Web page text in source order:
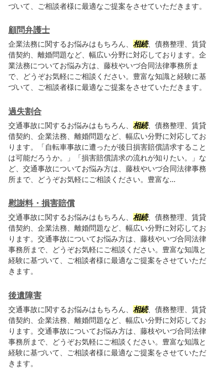
づいて、ご相談者様に最適なご提案をさせていただきます。
顧問弁護士
企業法務に関するお悩みはもちろん、 相続、債務整理、賃貸
借契約、離婚問題など、幅広い分野に対応しております。企
業法務についてお悩み方は、藤枝やいづ合同法律事務所ま
で、どうぞお気軽にご相談ください。豊富な知識と経験に基
づいて、ご相談者様に最適なご提案をさせていただきます。
過失割合
交通事故に関するお悩みはもちろん、 相続、債務整理、賃貸
借契約、企業法務、離婚問題など、幅広い分野に対応してお
ります。「自転車事故に遭ったが後日損害賠償請求すること
は可能だろうか。」「損害賠償請求の流れが知りたい。」な
ど、交通事故についてお悩み方は、藤枝やいづ合同法律事務
所まで、どうぞお気軽にご相談ください。豊富な...
慰謝料・損害賠償
交通事故に関するお悩みはもちろん、 相続、債務整理、賃貸
借契約、企業法務、離婚問題など、幅広い分野に対応してお
ります。交通事故についてお悩み方は、藤枝やいづ合同法律
事務所まで、どうぞお気軽にご相談ください。豊富な知識と
経験に基づいて、ご相談者様に最適なご提案をさせていただ
きます。
後遺障害
交通事故に関するお悩みはもちろん、 相続、債務整理、賃貸
借契約、企業法務、離婚問題など、幅広い分野に対応してお
ります。交通事故についてお悩み方は、藤枝やいづ合同法律
事務所まで、どうぞお気軽にご相談ください。豊富な知識と
経験に基づいて、ご相談者様に最適なご提案をさせていただ
きます。